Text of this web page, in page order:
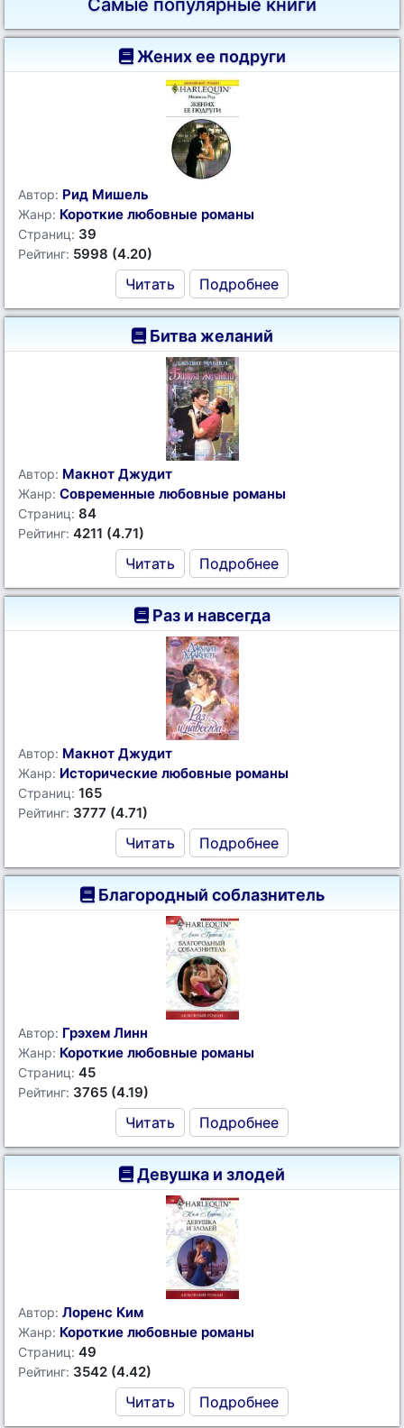
Самые популярные книги
Жених ее подруги
Автор: Рид Мишель
Жанр: Короткие любовные романы
Страниц: 39
Рейтинг: 5998 (4.20)
Читать Подробнее
Битва желаний
Автор: Макнот Джудит
Жанр: Современные любовные романы
Страниц: 84
Рейтинг: 4211 (4.71)
Читать Подробнее
Раз и навсегда
Автор: Макнот Джудит
Жанр: Исторические любовные романы
Страниц: 165
Рейтинг: 3777 (4.71)
Читать Подробнее
Благородный соблазнитель
Автор: Грэхем Линн
Жанр: Короткие любовные романы
Страниц: 45
Рейтинг: 3765 (4.19)
Читать Подробнее
Девушка и злодей
Автор: Лоренс Ким
Жанр: Короткие любовные романы
Страниц: 49
Рейтинг: 3542 (4.42)
Читать Подробнее